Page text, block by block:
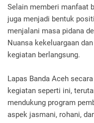
Selain memberi manfaat
juga menjadi bentuk
menjalani masa pidana
Nuansa kekeluargaan
kegiatan berlangsung.
Lapas Banda Aceh
kegiatan seperti ini,
mendukung program
aspek jasmani, rohani,